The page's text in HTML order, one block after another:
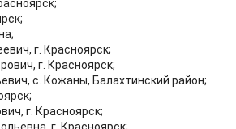
г. Красноярск;
г. Красноярск;
с. Кожаны, Балахтинский район;
г. Красноярск;